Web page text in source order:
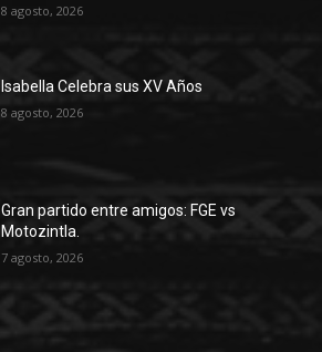
8 agosto, 2026
Isabella Celebra sus XV Años
8 agosto, 2026
Gran partido entre amigos: FGE vs
Motozintla.
7 agosto, 2026